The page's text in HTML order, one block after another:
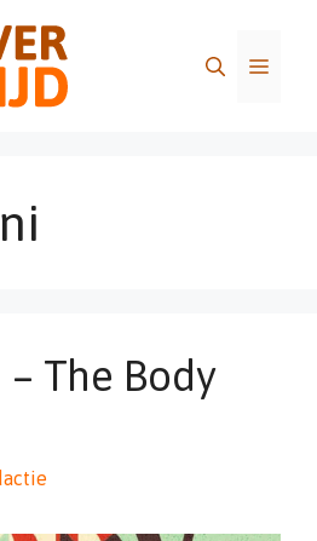
Menu
The Body